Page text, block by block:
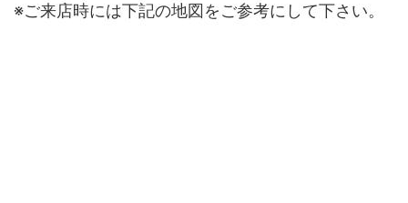
※ご来店時には下記の地図をご参考にして下さい。